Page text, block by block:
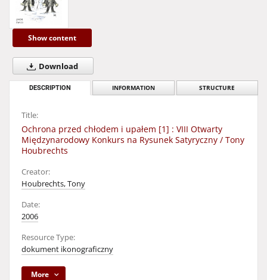
Show content
Download
DESCRIPTION INFORMATION STRUCTURE
Title:
Ochrona przed chłodem i upałem [1] : VIII Otwarty
Międzynarodowy Konkurs na Rysunek Satyryczny / Tony
Houbrechts
Creator:
Houbrechts, Tony
Date:
2006
Resource Type:
dokument ikonograficzny
More